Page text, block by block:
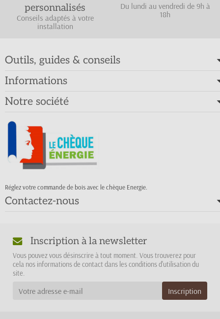
personnalisés
Conseils adaptés à votre
installation
Du lundi au vendredi de 9h à
18h
Outils, guides & conseils
Informations
Notre société
Réglez votre commande de bois avec le chèque Energie.
Contactez-nous
Inscription à la newsletter
Vous pouvez vous désinscrire à tout moment. Vous trouverez pour
cela nos informations de contact dans les conditions d'utilisation du
site.